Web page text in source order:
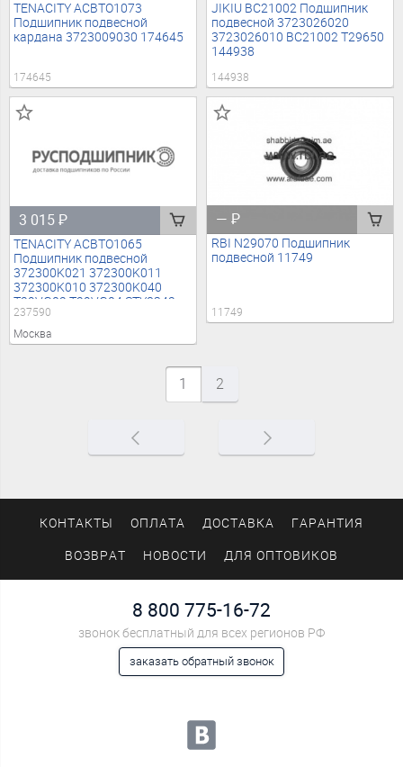
TENACITY ACBTO1073
Подшипник подвесной
кардана 3723009030 174645
174645
JIKIU BC21002 Подшипник
подвесной 3723026020
3723026010 BC21002 T29650
144938
144938
3 015₽
TENACITY ACBTO1065
Подшипник подвесной
372300K021 372300K011
372300K010 372300K040
T29VG02 T29VG04 STY8342
ACBTO1065 T29VG02 237590
237590
Москва
—₽
RBI N29070 Подшипник
подвесной 11749
11749
1 2
КОНТАКТЫ ОПЛАТА ДОСТАВКА ГАРАНТИЯ
ВОЗВРАТ НОВОСТИ ДЛЯ ОПТОВИКОВ
8 800 775-16-72
звонок бесплатный для всех регионов РФ
заказать обратный звонок